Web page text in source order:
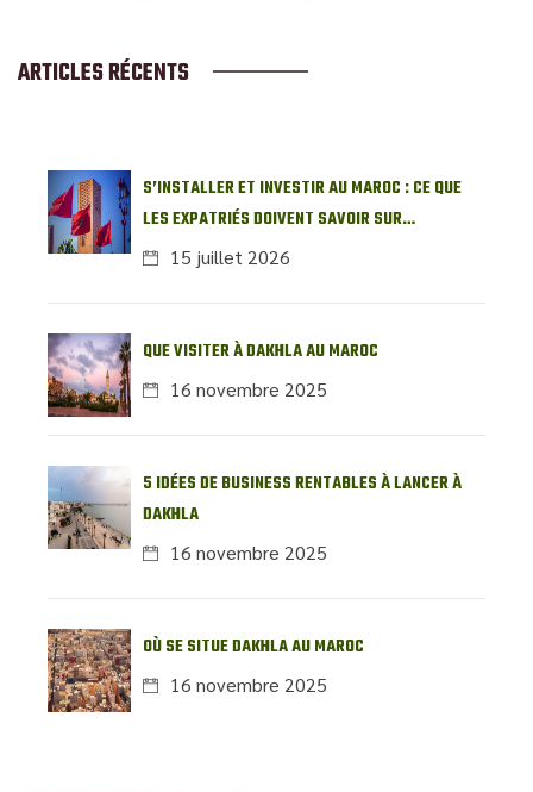
ARTICLES RÉCENTS
S’INSTALLER ET INVESTIR AU MAROC : CE QUE
LES EXPATRIÉS DOIVENT SAVOIR SUR
L’IMMOBILIER LOCAL
15 juillet 2026
QUE VISITER À DAKHLA AU MAROC
16 novembre 2025
5 IDÉES DE BUSINESS RENTABLES À LANCER À
DAKHLA
16 novembre 2025
OÙ SE SITUE DAKHLA AU MAROC
16 novembre 2025